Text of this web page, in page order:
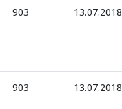
903 13.07.2018
903 13.07.2018